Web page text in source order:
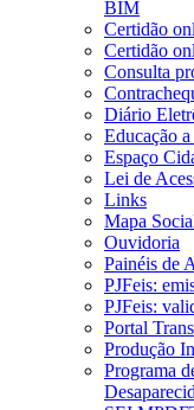
BIM
Certidão
Certidão
Consulta
Diário
Educação
Espaço
Lei de
Links
Mapa
Ouvidoria
Painéis de
PJFeis:
PJFeis:
Portal
Produção
Programa